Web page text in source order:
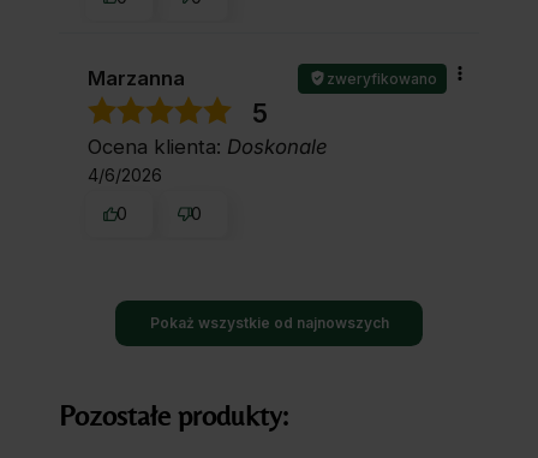
Marzanna zweryfikowano
5
Ocena klienta: Doskonale
4/6/2026
0
0
Pokaż wszystkie od najnowszych
Pozostałe produkty: